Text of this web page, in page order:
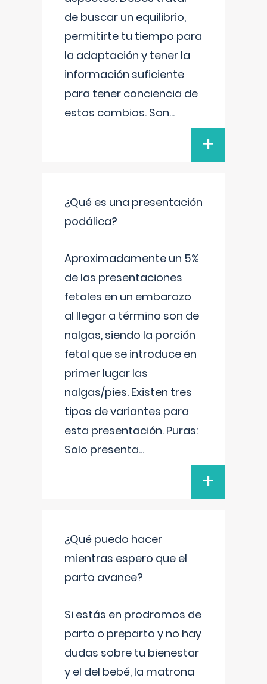
de buscar un equilibrio,
permitirte tu tiempo para
la adaptación y tener la
información suficiente
para tener conciencia de
estos cambios. Son...
+
¿Qué es una presentación
podálica?
Aproximadamente un 5%
de las presentaciones
fetales en un embarazo
al llegar a término son de
nalgas, siendo la porción
fetal que se introduce en
primer lugar las
nalgas/pies. Existen tres
tipos de variantes para
esta presentación. Puras:
Solo presenta...
+
¿Qué puedo hacer
mientras espero que el
parto avance?
Si estás en prodromos de
parto o preparto y no hay
dudas sobre tu bienestar
y el del bebé, la matrona